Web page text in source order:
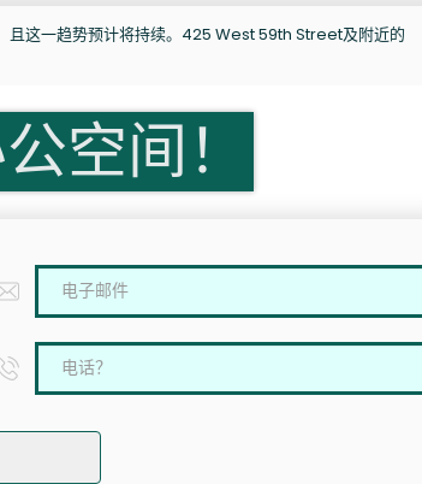
这一趋势预计将持续。425 West 59th Street及附近的
空间！